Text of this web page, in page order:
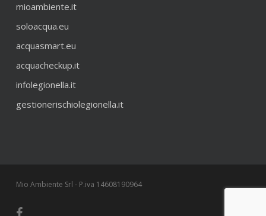
mioambiente.it
soloacqua.eu
acquasmart.eu
acquacheckup.it
infolegionella.it
gestionerischiolegionella.it
Mio Ambiente Srl - P.iva 14608190964
facebook